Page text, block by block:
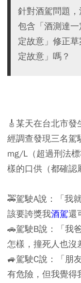
針對酒駕問題
包含「酒測達
定故意」修正
定故意」嗎？
🎸某天在台北市發
經調查發現三名駕
mg/L（超過刑法
樣的口供（都確認
🚕駕駛A說：「我
該要誇獎我酒駕還
🚗駕駛B說：「我
怎樣，撞死人也沒
🚙駕駛C說：「朋
有危險，但我覺得